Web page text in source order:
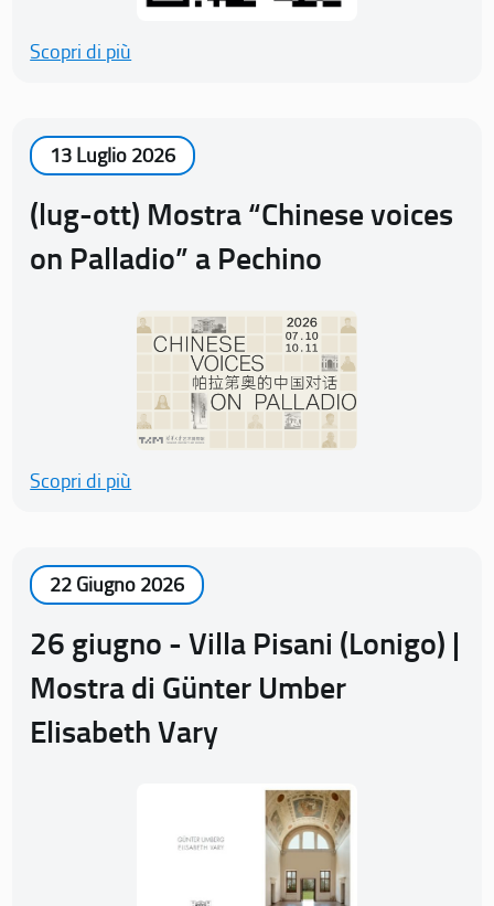
Scopri di più
13 Luglio 2026
(lug-ott) Mostra “Chinese voices
on Palladio” a Pechino
Scopri di più
22 Giugno 2026
26 giugno - Villa Pisani (Lonigo) |
Mostra di Günter Umber
Elisabeth Vary